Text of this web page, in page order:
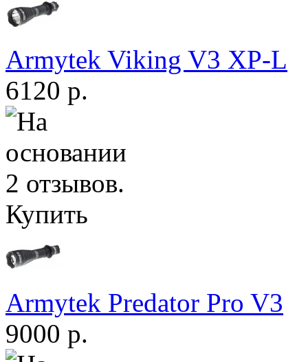
Armytek Viking V3 XP-L
6120 р.
Купить
Armytek Predator Pro V3
9000 р.